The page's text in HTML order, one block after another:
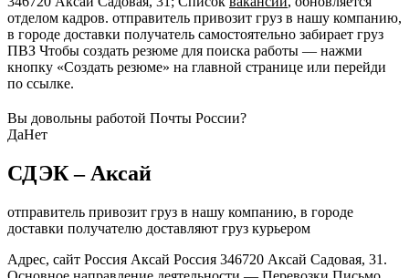
отделом кадров. отправитель привозит груз в нашу компанию,
в городе доставки получатель самостоятельно забирает груз
ПВЗ Чтобы создать резюме для поиска работы — нажми
кнопку «Создать резюме» на главной странице или перейди
по ссылке.
Вы довольны работой Почты России?
ДаНет
СДЭК – Аксай
отправитель привозит груз в нашу компанию, в городе
доставки получателю доставляют груз курьером
Адрес, сайт Россия Аксай Россия 346720 Аксай Садовая, 31.